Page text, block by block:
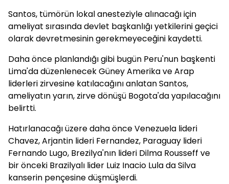
Santos, tümörün lokal anesteziyle alınacağı için
ameliyat sırasında devlet başkanlığı yetkilerini geçici
olarak devretmesinin gerekmeyeceğini kaydetti.
Daha önce planlandığı gibi bugün Peru'nun başkenti
Lima'da düzenlenecek Güney Amerika ve Arap
liderleri zirvesine katılacağını anlatan Santos,
ameliyatın yarın, zirve dönüşü Bogota'da yapılacağını
belirtti.
Hatırlanacağı üzere daha önce Venezuela lideri
Chavez, Arjantin lideri Fernandez, Paraguay lideri
Fernando Lugo, Brezilya'nın lideri Dilma Rousseff ve
bir önceki Brazilyalı lider Luiz Inacio Lula da Silva
kanserin pençesine düşmüşlerdi.